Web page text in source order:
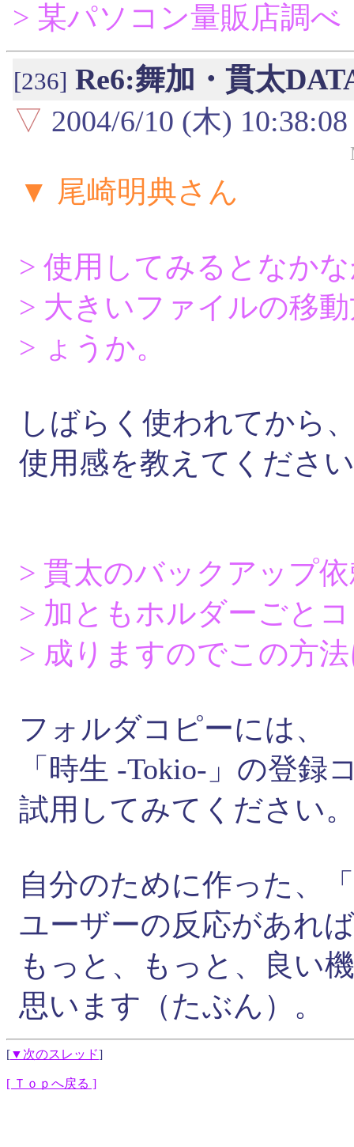
> 某パソコン量販店調べ
[236] Re6:舞加・貫太
▽ 2004/6/10 (木) 10:38:08
▼ 尾崎明典さん
> 使用してみるとなか
> 大きいファイルの移
> ょうか。
しばらく使われてから
使用感を教えてくださ
> 貫太のバックアップ
> 加ともホルダーごと
> 成りますのでこの方
フォルダコピーには、
「時生 -Tokio-」の登録
試用してみてください
自分のために作った、
ユーザーの反応があれ
もっと、もっと、良い
思います（たぶん）。
[▼次のスレッド]
[ Ｔｏｐへ戻る ]